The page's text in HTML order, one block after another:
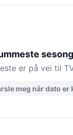
er på vei til
meg når dato er